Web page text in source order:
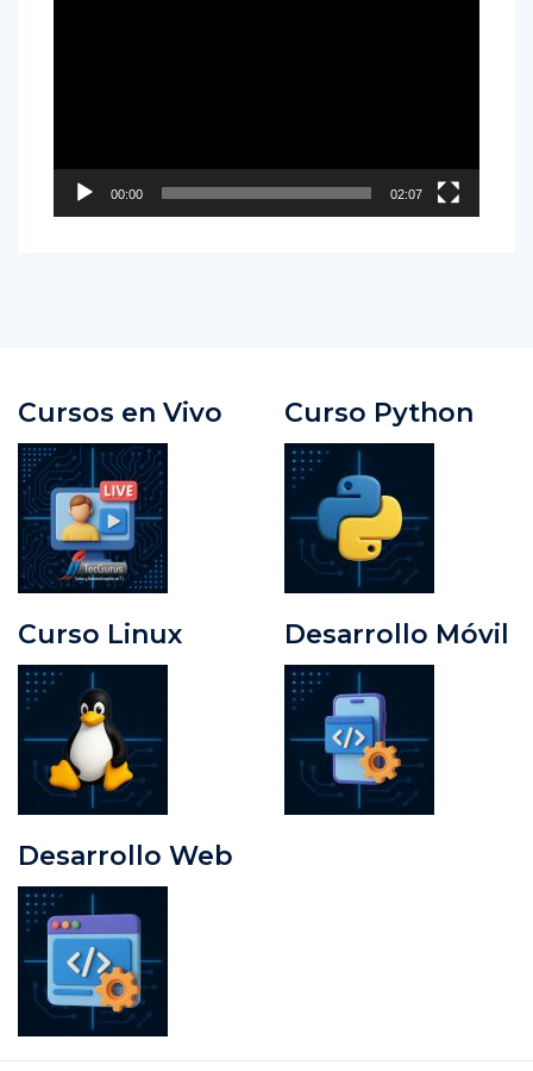
00:00 02:07
Cursos en Vivo Curso Python
Curso Linux Desarrollo Móvil
Desarrollo Web